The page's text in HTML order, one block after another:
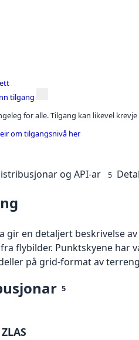
tilgang
for alle. Tilgang kan likevel
om tilgangsnivå her
og API-ar 5
gir en detaljert beskrivelse
flybilder. Punktskyene har
på grid-format av
5